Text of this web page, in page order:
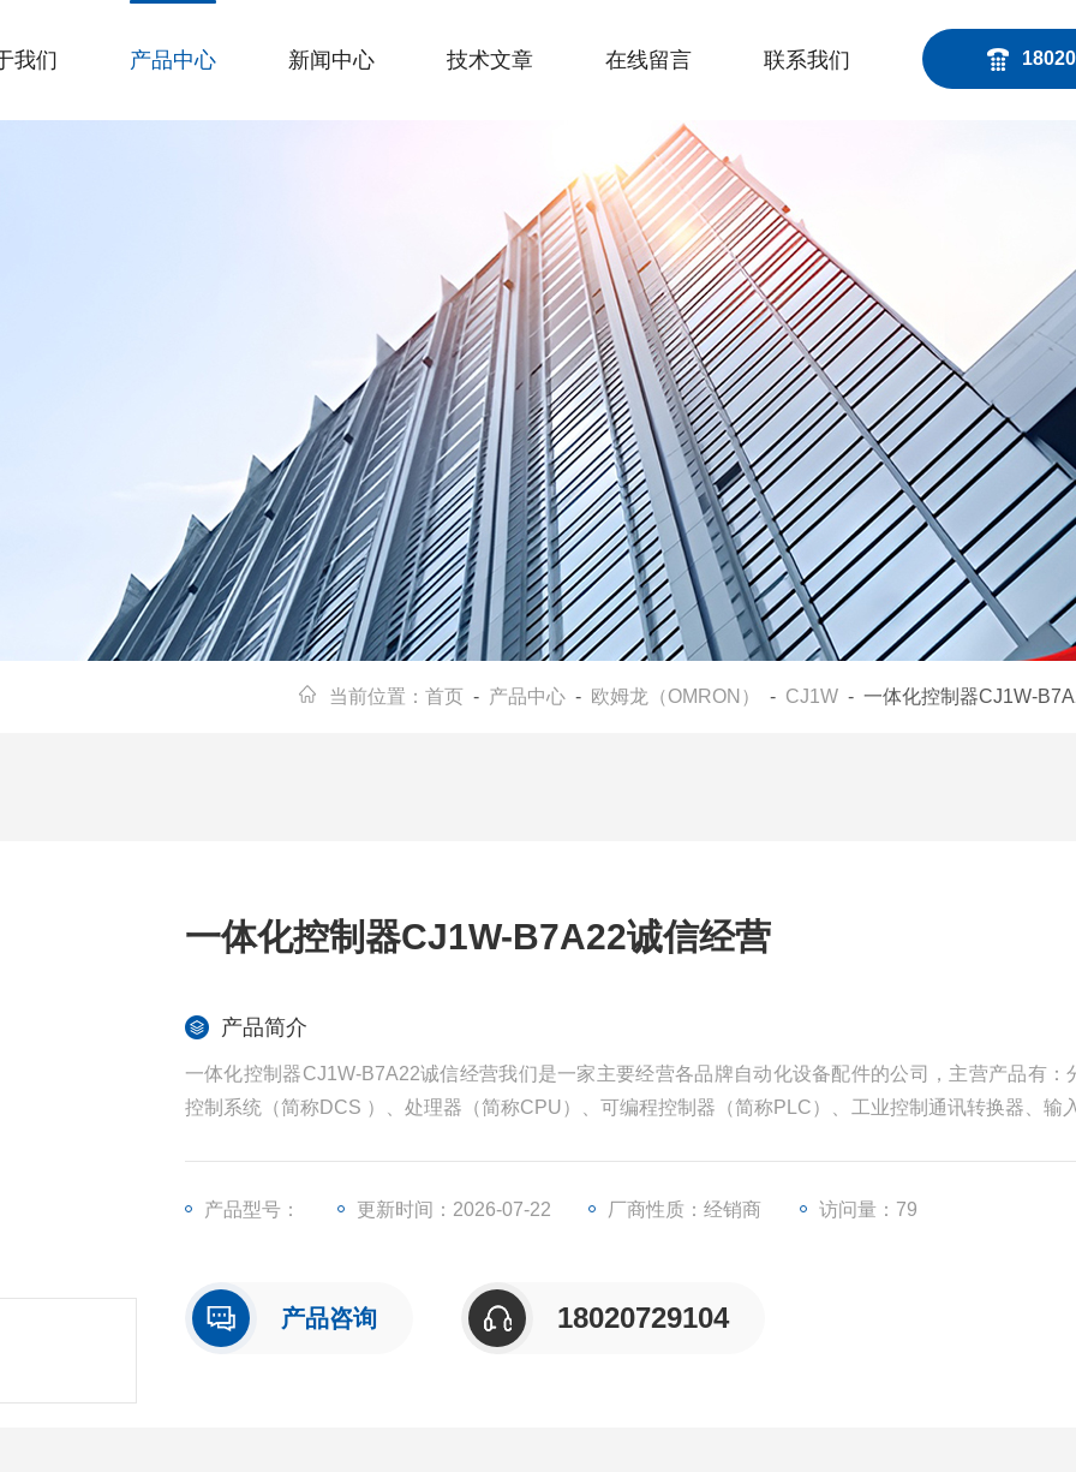
我们 产品中心 新闻中心 技术文章 在线留言 联系我们
当前位置： 首页 - 产品中心 - 欧姆龙（OMRON） - CJ1W - 一体化控制器CJ1W-
一体化控制器CJ1W-B7A22诚信经营
产品简介
一体化控制器CJ1W-B7A22诚信经营我们是一家主要经营各品牌自动化设备配件的公司，主营产品有：
控制系统（简称DCS ）、处理器（简称CPU）、可编程控制器（简称PLC）、工业控制通讯转换器、输
产品型号： 更新时间：2026-07-22 厂商性质：经销商 访问量：79
产品咨询 18020729104